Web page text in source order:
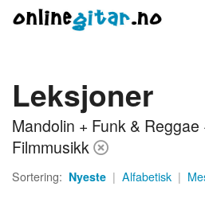
Meny
Logg inn
Bli medlem
Leksjoner
Mandolin + Funk &
Filmmusikk
Sortering: Nyeste | Alfabetisk |